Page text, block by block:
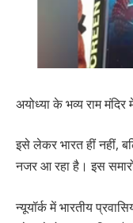
अयोध्या के भव्य राम
इसे लेकर भारत हीं नहीं,
नजर आ रहा है। इस
न्यूयॉर्क में भारतीय